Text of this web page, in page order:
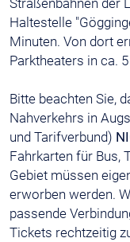
Haltestelle
Minuten. Von dort
Parktheaters in ca.
Bitte beachten Sie,
Nahverkehrs in
und Tarifverbund)
Fahrkarten für Bus,
Gebiet müssen
erworben werden.
passende
Tickets rechtzeitig